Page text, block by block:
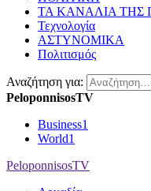
ΤΑ ΚΑΝΑΛΙΑ
Τεχνολογία
ΑΣΤΥΝΟΜΙΚΑ
Πολιτισμός
Αναζήτηση για:
PeloponnisosTV
Business1
World1
PeloponnisosTV